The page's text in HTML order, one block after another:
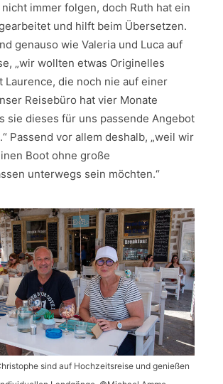
immer folgen, doch Ruth hat ein
und hilft beim Übersetzen.
genauso wie Valeria und Luca auf
„wir wollten etwas Originelles
Laurence, die noch nie auf einer
Reisebüro hat vier Monate
sie dieses für uns passende Angebot
Passend vor allem deshalb, „weil wir
Boot ohne große
unterwegs sein möchten.“
sind auf Hochzeitsreise und genießen